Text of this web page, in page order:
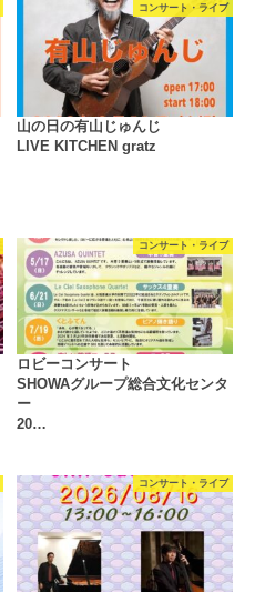
コンサート・ライブ
山の日の有山じゅんじ
LIVE KITCHEN gratz
コンサート・ライブ
ロビーコンサート
SHOWAグループ総合文化センタ
ー
20…
コンサート・ライブ